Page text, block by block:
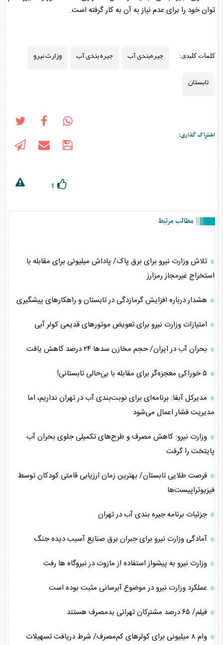
توان خود را برای عدم نیاز به آن به کار گرفته است.
کلمات کلیدی: جیره‌بندی آب جیره بندی آب
وزارت نیرو
تابستان
اشتراک گذاری:
1
مطالب مرتبط
تلاش وزارت نیرو برای برق پاک/ پاداش میلیونی برای مقابله با
استخراج غیرمجاز رمزارز
هشدار درباره افزایش گرمازدگی در تابستان و راهکار‌های پیشگیری
امتیازات وزارت نیرو برای تعویض موتورهای قدیمی کولر آبی
بحران آب در ایران/ حجم مخازن سدها ۲۴ درصد کاهش یافت
مدیرکل آبفا: برنامه‌ای برای نوبت‌بندی آب در تهران نداریم، اما
مدیریت فشار اعمال می‌شود
وزارت نیرو: کاهش مصرف و طرح‌های تکمیلی جلوی بحران آب
پایتخت را گرفت
فرصت طلایی تابستان/ بهترین زمان ارزیابی قامتی کودکان توسط
فیزیوتراپیست‌ها
جزئیات برنامه جیره بندی آب در تهران
آمادگی وزارت نیرو برای جبران برق صنایع آسیب دیده جنگ
وزارت نیرو به پیشواز استفاده از مازوت در نیروگاه ها رفت
عملکرد وزارت نیرو در موضوع آبرسانی مثبت بوده است
فیلم/ ۶۵ درصد مشترکان تهرانی بدمصرف هستند
وام ۸ میلیونی برای کولرهای کم‌مصرف/ شرط دریافت تسهیلات